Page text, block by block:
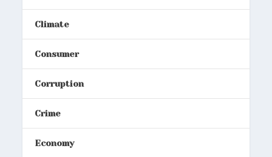
Climate
Consumer
Corruption
Crime
Economy